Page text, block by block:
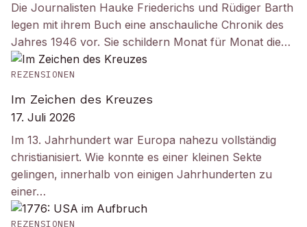
Die Journalisten Hauke Friederichs und Rüdiger Barth
legen mit ihrem Buch eine anschauliche Chronik des
Jahres 1946 vor. Sie schildern Monat für Monat die…
REZENSIONEN
Im Zeichen des Kreuzes
17. Juli 2026
Im 13. Jahrhundert war Europa nahezu vollständig
christianisiert. Wie konnte es einer kleinen Sekte
gelingen, innerhalb von einigen Jahrhunderten zu
einer…
REZENSIONEN